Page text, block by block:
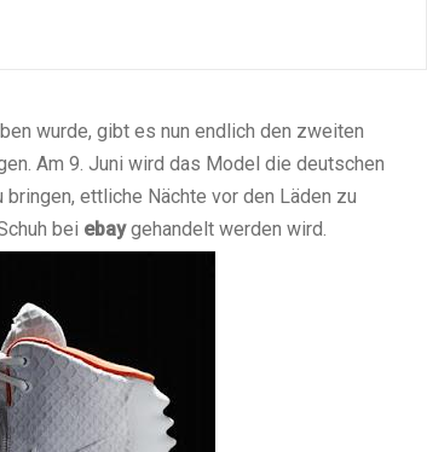
wurde, gibt es nun endlich den zweiten
Am 9. Juni wird das Model die deutschen
ettliche Nächte vor den Läden zu
bei ebaygehandelt werden wird.